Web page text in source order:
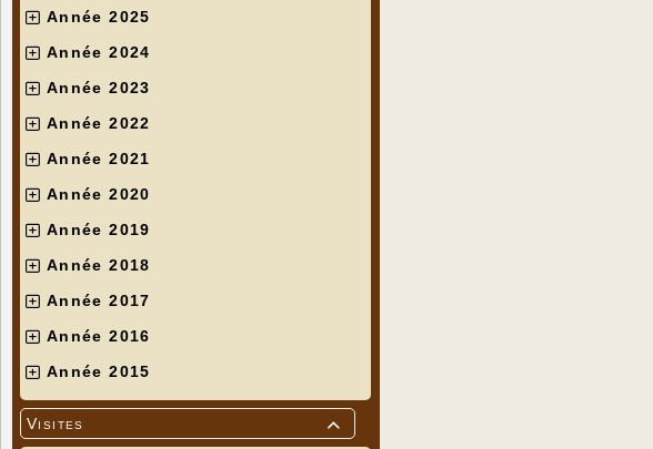
Année 2025
Année 2024
Année 2023
Année 2022
Année 2021
Année 2020
Année 2019
Année 2018
Année 2017
Année 2016
Année 2015

Visites